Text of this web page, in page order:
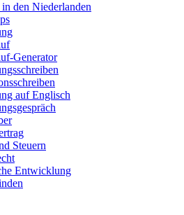
den Niederlanden
Generator
auf Englisch
Steuern
Entwicklung